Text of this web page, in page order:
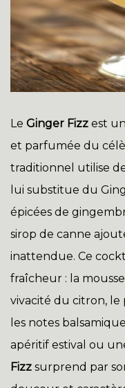
Le Ginger Fizz est
et parfumée du
traditionnel utilise
lui substitue du
épicées de
sirop de canne
inattendue. Ce
fraîcheur : la
vivacité du citron,
les notes
apéritif estival ou
Fizz surprend par